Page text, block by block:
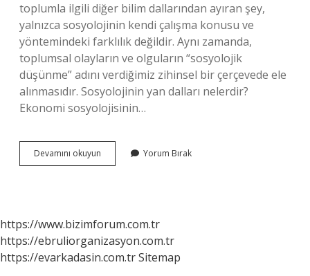
toplumla ilgili diğer bilim dallarından ayıran şey,
yalnızca sosyolojinin kendi çalışma konusu ve
yöntemindeki farklılık değildir. Aynı zamanda,
toplumsal olayların ve olguların “sosyolojik
düşünme” adını verdiğimiz zihinsel bir çerçevede ele
alınmasıdır. Sosyolojinin yan dalları nelerdir?
Ekonomi sosyolojisinin…
Devamını okuyun Sosyolojinin
Ilişkili
Yorum Bırak
https://www.bizimforum.com.tr
https://ebruliorganizasyon.com.tr
https://evarkadasin.com.trSitemap